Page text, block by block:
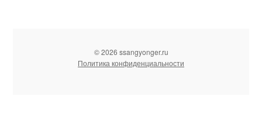
© 2026 ssangyonger.ru
Политика конфиденциальности